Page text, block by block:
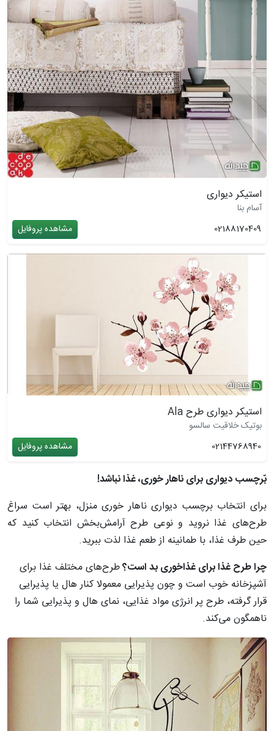
استیکر دیواری
آسام بنا
02188170409
مشاهده پروفایل
استیکر دیواری طرح Ala
بوتیک خلاقیت سالسو
02144768940
مشاهده پروفایل
بّرچسب دیواری برای ناهار خوری، غذا نباشد!
برای انتخاب برچسب دیواری ناهار خوری منزل، بهتر است سراغ
طرح‌های غذا نروید و نوعی طرح آرامش‌بخش انتخاب کنید که
حین طرف غذا، با طمانینه از طعم غذا لذت ببرید.
چرا طرح غذا برای غذاخوری بد است؟طرح‌های مختلف غذا برای
آشپزخانه خوب است و چون پذیرایی معمولا کنار هال یا پذیرایی
قرار گرفته، طرح پر انرژی مواد غذایی، نمای هال و پذیرایی شما را
ناهمگون می‌کند.